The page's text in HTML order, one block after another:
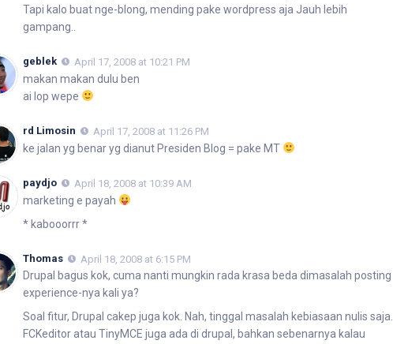
Tapi kalo buat nge-blong, mending pake wordpress aja Jauh lebih
gampang..
geblek April 17, 2008 at 10:21 PM
makan makan dulu ben
ai lop wepe
rd Limosin April 17, 2008 at 11:26 PM
ke jalan yg benar yg dianut Presiden Blog = pake MT
paydjo April 18, 2008 at 10:39 AM
marketing e payah
* kabooorrr *
Thomas April 18, 2008 at 6:15 PM
Drupal bagus kok, cuma nanti mungkin rada krasa beda dimasalah posting
experience-nya kali ya?
Soal fitur, Drupal cakep juga kok. Nah, tinggal masalah kebiasaan nulis saja.
FCKeditor atau TinyMCE juga ada di drupal, bahkan sebenarnya kalau